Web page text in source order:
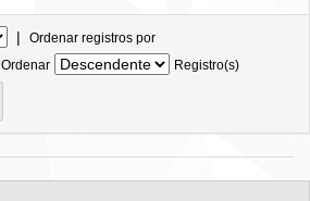
| Ordenar registros por
Ordenar
Registro(s)